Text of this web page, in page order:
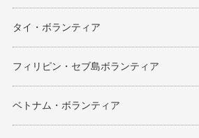
タイ・ボランティア
フィリピン・セブ島ボランティア
ベトナム・ボランティア